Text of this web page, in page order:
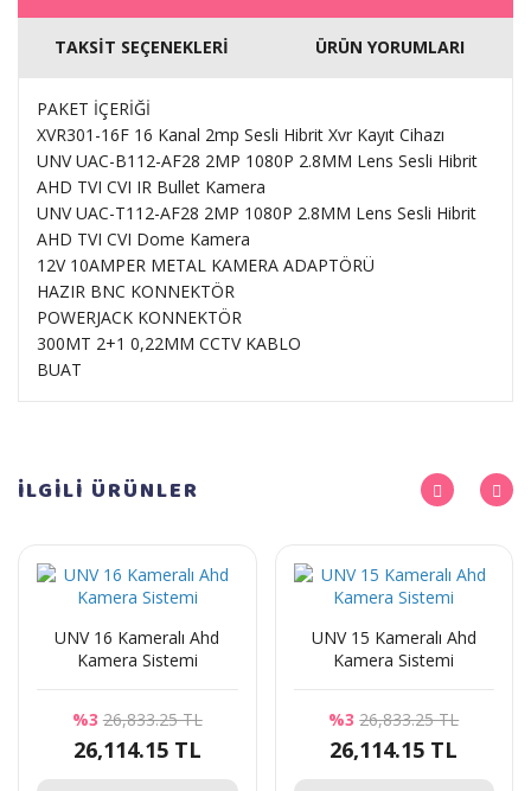
TAKSİT SEÇENEKLERİ ÜRÜN YORUMLARI
PAKET İÇERİĞİ
XVR301-16F 16 Kanal 2mp Sesli Hibrit Xvr Kayıt Cihazı
UNV UAC-B112-AF28 2MP 1080P 2.8MM Lens Sesli Hibrit
AHD TVI CVI IR Bullet Kamera
UNV UAC-T112-AF28 2MP 1080P 2.8MM Lens Sesli Hibrit
AHD TVI CVI Dome Kamera
12V 10AMPER METAL KAMERA ADAPTÖRÜ
HAZIR BNC KONNEKTÖR
POWERJACK KONNEKTÖR
300MT 2+1 0,22MM CCTV KABLO
BUAT
İLGİLİ ÜRÜNLER
UNV 16 Kameralı Ahd
Kamera Sistemi
%3 26,833.25 TL
26,114.15 TL
UNV 15 Kameralı Ahd
Kamera Sistemi
%3 26,833.25 TL
26,114.15 TL